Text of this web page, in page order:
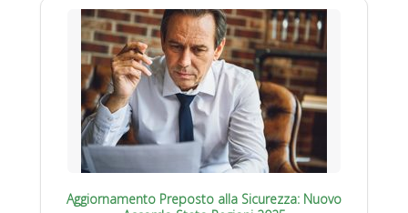
Aggiornamento Preposto alla Sicurezza: Nuovo